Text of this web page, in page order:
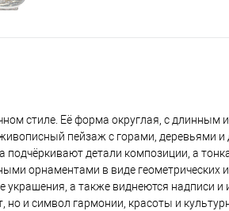
стиле. Её форма округлая, с
пейзаж с горами, деревьями и
детали композиции, а
орнаментами в виде геометрических
а также виднеются надписи
и символ гармонии, красоты и